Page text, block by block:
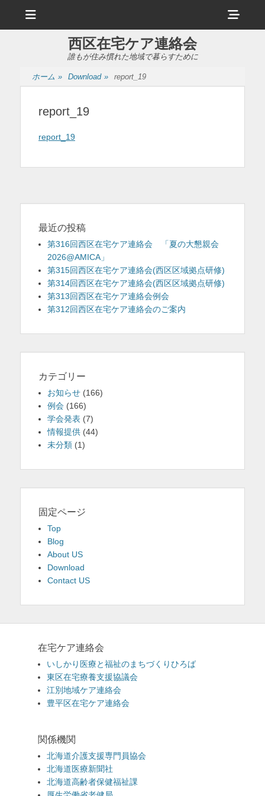
ュ
ヘ
ッ
サ
ー
ン
西区在宅ケア連絡会
誰もが住み慣れた地域で暮らすために
ホーム » Download » report_19
report_19
report_19
最近の投稿
第316回西区在宅ケア連絡会 「夏の大懇親会
2026@AMICA」
第315回西区在宅ケア連絡会(西区区域拠点研修)
第314回西区在宅ケア連絡会(西区区域拠点研修)
第313回西区在宅ケア連絡会例会
第312回西区在宅ケア連絡会のご案内
カテゴリー
お知らせ (166)
例会 (166)
学会発表 (7)
情報提供 (44)
未分類 (1)
固定ページ
Top
Blog
About US
Download
Contact US
在宅ケア連絡会
いしかり医療と福祉のまちづくりひろば
東区在宅療養支援協議会
江別地域ケア連絡会
豊平区在宅ケア連絡会
関係機関
北海道介護支援専門員協会
北海道医療新聞社
北海道高齢者保健福祉課